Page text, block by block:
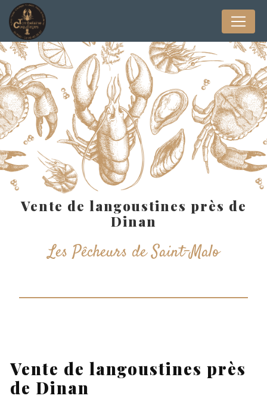
Vente de langoustines près de
Dinan
Les Pêcheurs de Saint-Malo
Vente de langoustines près
de Dinan
Panneau de gestion des cookies